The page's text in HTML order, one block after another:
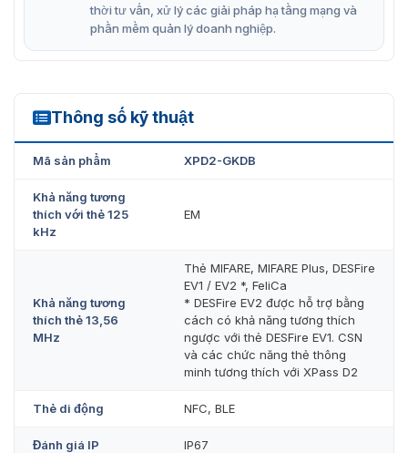
VietnamSmart – Đơn vị cung cấp đầu
đọc thẻ RFID XPD2-GKDB uy tín
đơn vị cung cấp thiết bị kiểm soát vào ra
XPD2-GKDB chính hãng với chất lượng tốt trên thị
từ thương hiệu Suprema nên đảm bảo chất lượng cùng
thời tư vấn, xử lý các giải pháp hạ tầng mạng và
phần mềm quản lý doanh nghiệp.
Thông số kỹ thuật
XPD2-GKDB
Mã sản phẩm XPD2-GKDB
Khả năng tương
thích với thẻ 125
kHz
EM
Khả năng tương
thích thẻ 13,56
MHz
Thẻ MIFARE, MIFARE Plus, DESFire
EV1 / EV2 *, FeliCa
* DESFire EV2 được hỗ trợ bằng
cách có khả năng tương thích
ngược với thẻ DESFire EV1. CSN
và các chức năng thẻ thông
minh tương thích với XPass D2
Thẻ di động NFC, BLE
Đánh giá IP IP67